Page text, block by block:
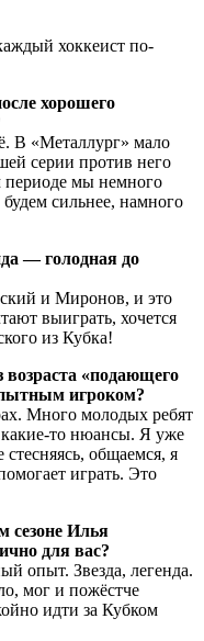
хоккеист по-
хорошего
В «Металлург» мало
серии против него
мы немного
сильнее, намного
— голодная до
и Миронов, и это
выиграть, хочется
из Кубка!
«подающего
игроком?
Много молодых ребят
какие-то нюансы. Я уже
общаемся, я
играть. Это
сезоне Илья
для вас?
опыт. Звезда, легенда.
мог и пожёстче
идти за Кубком